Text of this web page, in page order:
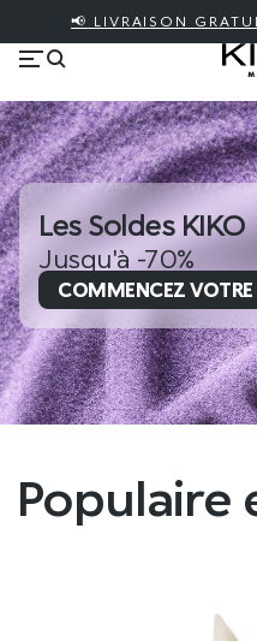
📢 LIVRAISON
Les Soldes KIKO
Jusqu'à -70%
COMMENCEZ
Populaire